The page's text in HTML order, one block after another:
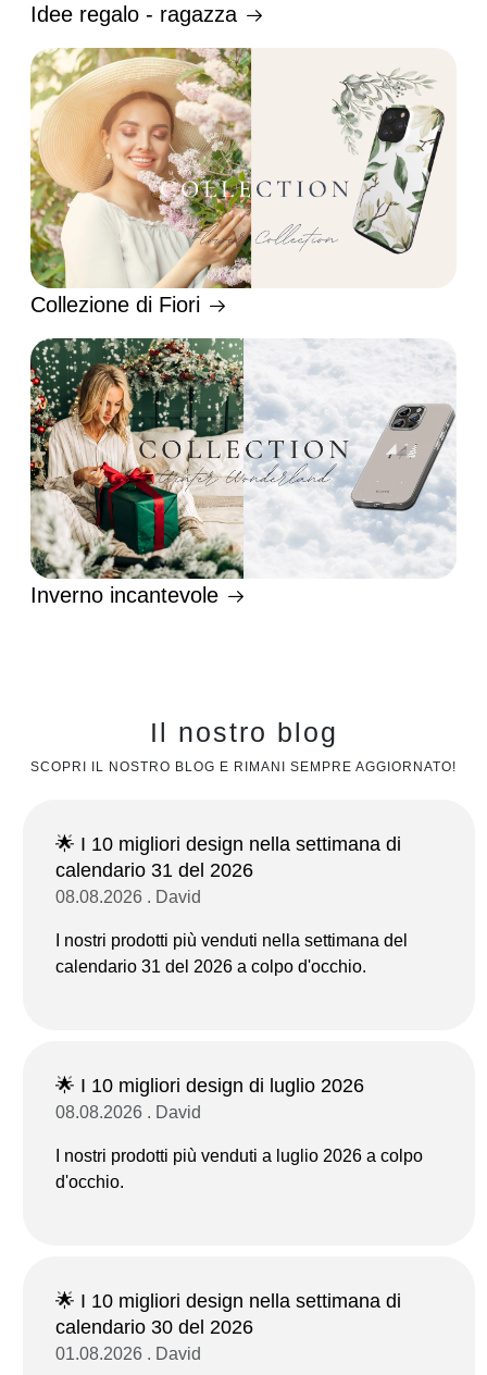
Idee regalo - ragazza
Collezione di Fiori
Inverno incantevole
Il nostro blog
SCOPRI IL NOSTRO BLOG E RIMANI SEMPRE AGGIORNATO!
🌟 I 10 migliori design nella settimana di
calendario 31 del 2026
08.08.2026 . David
I nostri prodotti più venduti nella settimana del
calendario 31 del 2026 a colpo d'occhio.
🌟 I 10 migliori design di luglio 2026
08.08.2026 . David
I nostri prodotti più venduti a luglio 2026 a colpo
d'occhio.
🌟 I 10 migliori design nella settimana di
calendario 30 del 2026
01.08.2026 . David